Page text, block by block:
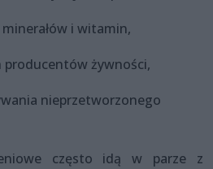
i witamin,
producentów żywności,
nieprzetworzonego
często idą w parze z